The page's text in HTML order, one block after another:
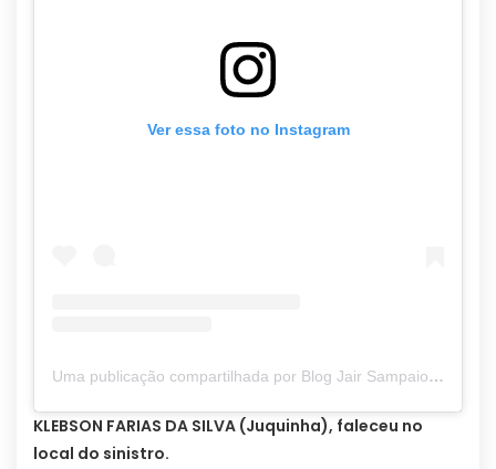
Ver essa foto no Instagram
Uma publicação compartilhada por Blog Jair Sampaio (@blogjairsampaio_)
KLEBSON FARIAS DA SILVA (Juquinha), faleceu no
local do sinistro.